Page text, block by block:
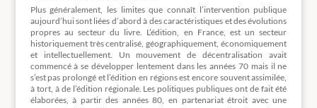
Plus généralement, les limites que connaît l’intervention publique
aujourd’hui sont liées d’abord à des caractéristiques et des évolutions
propres au secteur du livre. L’édition, en France, est un secteur
historiquement très centralisé, géographiquement, économiquement
et intellectuellement. Un mouvement de décentralisation avait
commencé à se développer lentement dans les années 70 mais il ne
s’est pas prolongé et l’édition en régions est encore souvent assimilée,
à tort, à de l’édition régionale. Les politiques publiques ont de fait été
élaborées, à partir des années 80, en partenariat étroit avec une